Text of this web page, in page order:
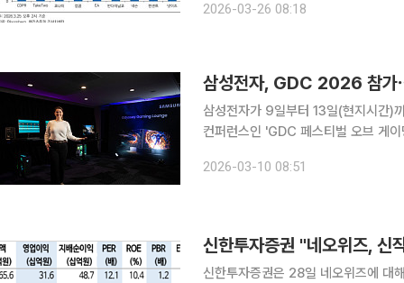
(ASP)이 10만원을 상회해 추정치를
2026-03-26 08:18
삼성전자, GDC 2026 참가
삼성전자가 9일부터 13일(현지시간)
컨퍼런스인 'GDC 페스티벌 오브 게이밍 2026'에 참가한다
2026-03-10 08:51
신한투자증권 "네오위즈,
신한투자증권은 28일 네오위즈에 대